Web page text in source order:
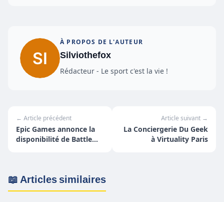
À PROPOS DE L'AUTEUR
Silviothefox
Rédacteur - Le sport c'est la vie !
← Article précédent
Epic Games annonce la
disponibilité de Battle
Article suivant →
La Conciergerie Du Geek
à Virtuality Paris
📖 Articles similaires